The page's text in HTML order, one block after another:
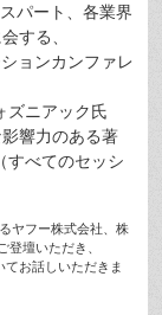
パート、各業界
する、
ョンカンファレ
ズニアック氏
響力のある著
すべてのセッシ
ヤフー株式会社、株
壇いただき、
お話しいただきま